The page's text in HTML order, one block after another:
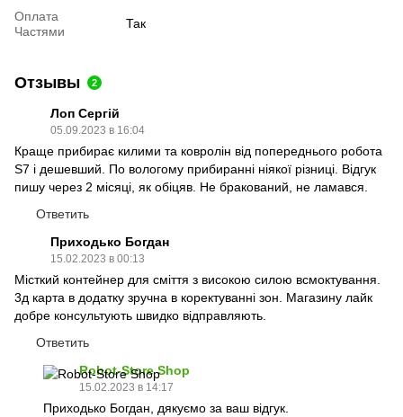
Оплата
Частями
Так
Отзывы 2
Лоп Сергій
05.09.2023 в 16:04
Краще прибирає килими та ковролін від попереднього робота
S7 і дешевший. По вологому прибиранні ніякої різниці. Відгук
пишу через 2 місяці, як обіцяв. Не бракований, не ламався.
Ответить
Приходько Богдан
15.02.2023 в 00:13
Місткий контейнер для сміття з високою силою всмоктування.
3д карта в додатку зручна в коректуванні зон. Магазину лайк
добре консультують швидко відправляють.
Ответить
Robot-Store Shop
15.02.2023 в 14:17
Приходько Богдан, дякуємо за ваш відгук.